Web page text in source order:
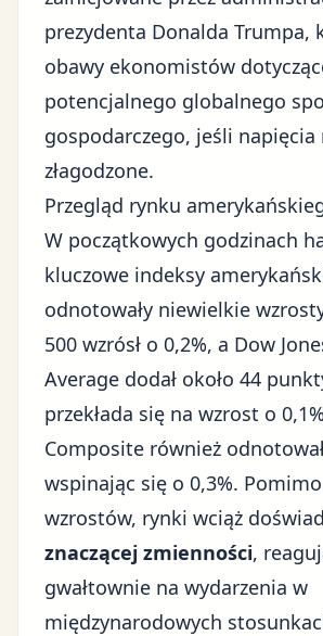
prezydenta Donalda Trumpa,
obawy ekonomistów
potencjalnego globalnego
gospodarczego, jeśli napięcia
złagodzone.
Przegląd rynku
W początkowych godzinach
kluczowe indeksy
odnotowały niewielkie
500 wzrósł o 0,2%, a Dow
Average dodał około 44
przekłada się na wzrost o
Composite również
wspinając się o 0,3%.
wzrostów, rynki wciąż
znaczącej zmienności,
gwałtownie na wydarzenia w
międzynarodowych